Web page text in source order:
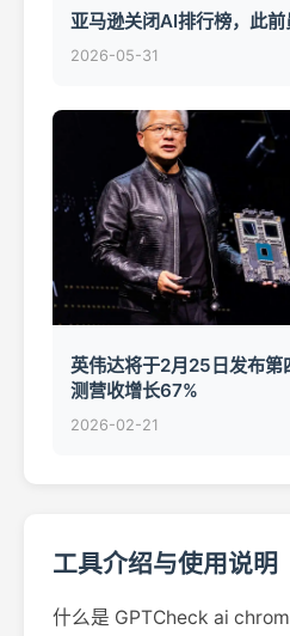
亚马逊关闭AI排行榜，此
2026-05-31
英伟达将于2月25日发布第
测营收增长67%
2026-02-21
工具介绍与使用说明
什么是 GPTCheck ai